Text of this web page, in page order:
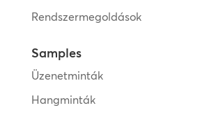
Rendszermegoldások
Samples
Üzenetminták
Hangminták